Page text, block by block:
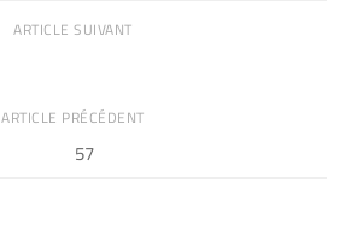
ARTICLE SUIVANT
ARTICLE PRÉCÉDENT
57